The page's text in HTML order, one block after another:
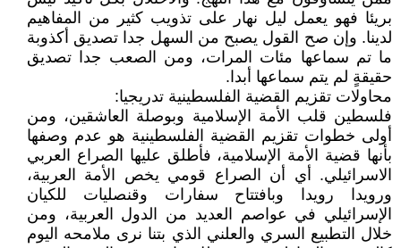
بريئا فهو يعمل ليل نهار على تذويب كثير من المفاهيم
لدينا. وإن صح القول يصبح من السهل جدا تصديق أكذوبة
ما تم سماعها مئات المرات، ومن الصعب جدا تصديق
حقيقةٍ لم يتم سماعها أبدا.
محاولات تقزيم القضية الفلسطينية تدريجيا:
فلسطين قلب الأمة الإسلامية وبوصلة العاشقين، ومن
أولى خطوات تقزيم القضية الفلسطينية هو عدم وصفها
بأنها قضية الأمة الإسلامية، فأطلق عليها الصراع العربي
الاسرائيلي. أي أن الصراع قومي يخص الأمة العربية،
ورويدا رويدا وبافتتاح سفارات وقنصليات للكيان
الإسرائيلي في عواصم العديد من الدول العربية، ومن
خلال التطبيع السري والعلني الذي بتنا نرى ملامحه اليوم